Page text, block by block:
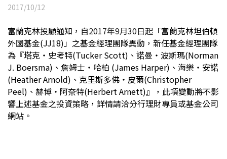
2017/10/12
富蘭克林投顧通知， 自2017年9月30日起 「富蘭克林坦伯頓
外國基金(JJ18)」之基金經理團隊異動，新任基金經理團隊
為 『塔克‧史考特(Tucker Scott) 、諾曼‧波斯瑪(Norman
J. Boersma) 、詹姆士‧哈柏 (James Harper) 、海樂‧安諾
(Heather Arnold) 、克里斯多佛‧皮爾(Christopher
Peel) 、赫博‧阿奈特(Herbert Arnett)』
，此項變動將不影
響上述基金之投資策略，詳情請洽分行理財專員或基金公司
網站。